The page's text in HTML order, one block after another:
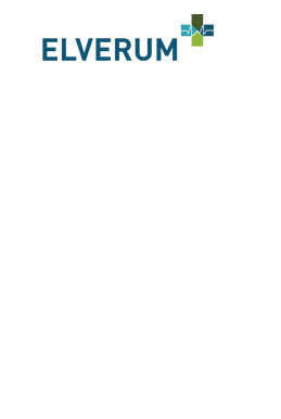
"De små grønne",